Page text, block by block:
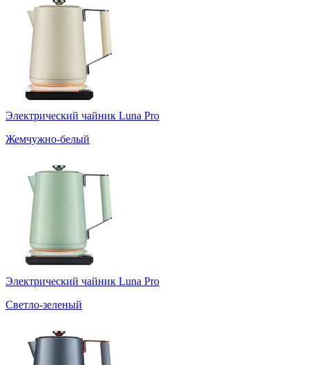
Электрический чайник Luna Pro
Жемчужно-белый
Электрический чайник Luna Pro
Светло-зеленый